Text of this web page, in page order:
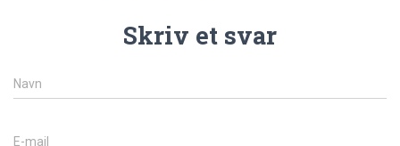
Skriv et svar
Navn
E-mail